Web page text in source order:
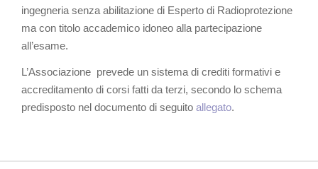
ingegneria senza abilitazione di Esperto di Radioprotezione
ma con titolo accademico idoneo alla partecipazione
all’esame.
L’Associazione prevede un sistema di crediti formativi e
accreditamento di corsi fatti da terzi, secondo lo schema
predisposto nel documento di seguito allegato.